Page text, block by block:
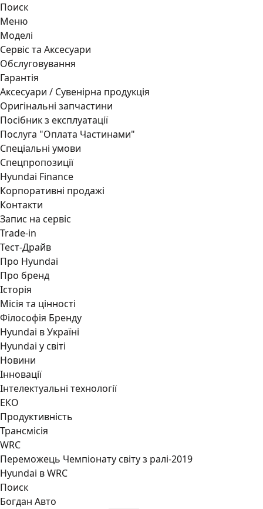
Поиск
Меню
Моделі
Сервіс та Аксесуари
Обслуговування
Гарантія
Аксесуари / Сувенірна продукція
Оригінальні запчастини
Посібник з експлуатації
Послуга "Оплата Частинами"
Спеціальні умови
Спецпропозиції
Hyundai Finance
Корпоративні продажі
Контакти
Запис на сервіс
Trade-in
Тест-Драйв
Про Hyundai
Про бренд
Історія
Місія та цінності
Філософія Бренду
Hyundai в Україні
Hyundai у світі
Новини
Інновації
Інтелектуальні технології
ЕКО
Продуктивність
Трансмісія
WRC
Переможець Чемпіонату світу з ралі-2019
Hyundai в WRC
Поиск
Богдан Авто